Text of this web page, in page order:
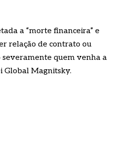
a “morte financeira” e
relação de contrato ou
severamente quem venha a
Global Magnitsky.